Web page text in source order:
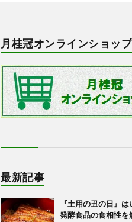
月桂冠オンラインショップ
最新記事
『土用の丑の日』
発酵食品の食相性を